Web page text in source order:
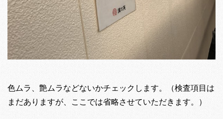
色ムラ、艶ムラなどないかチェックします。（検査項目は
まだありますが、ここでは省略させていただきます。）